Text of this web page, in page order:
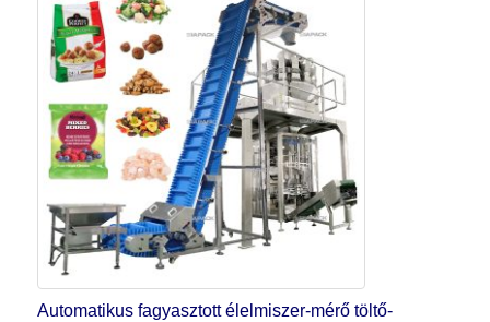
Automatikus fagyasztott élelmiszer-mérő töltő-